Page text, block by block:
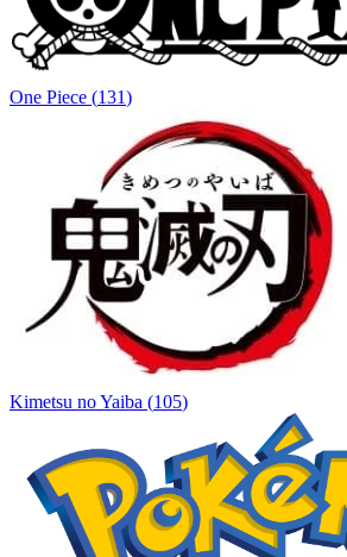
One Piece (131)
Kimetsu no Yaiba (105)